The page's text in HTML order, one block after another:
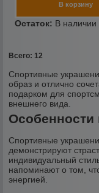
Всего: 12
Спортивные
образ и отлично
подарком для
внешнего вида.
Особенности
Спортивные
демонстрируют
индивидуальный
напоминают о том,
энергией.